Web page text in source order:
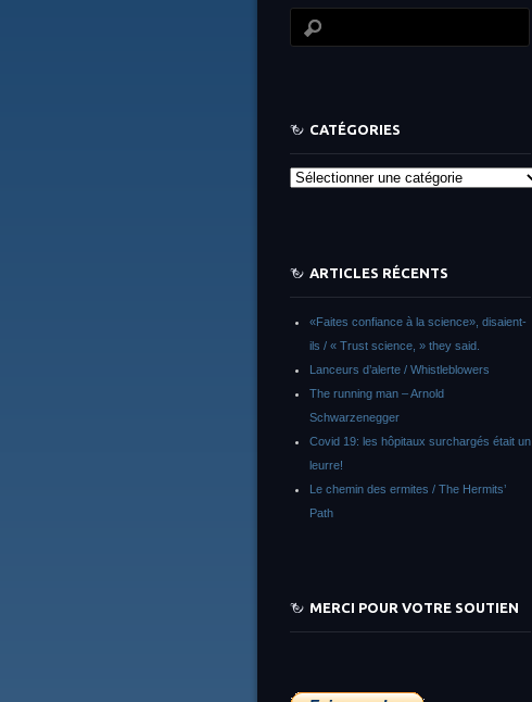
CATÉGORIES
Catégories
ARTICLES RÉCENTS
«Faites confiance à la science», disaient-
ils / « Trust science, » they said.
Lanceurs d’alerte / Whistleblowers
The running man – Arnold
Schwarzenegger
Covid 19: les hôpitaux surchargés était un
leurre!
Le chemin des ermites / The Hermits’
Path
MERCI POUR VOTRE SOUTIEN